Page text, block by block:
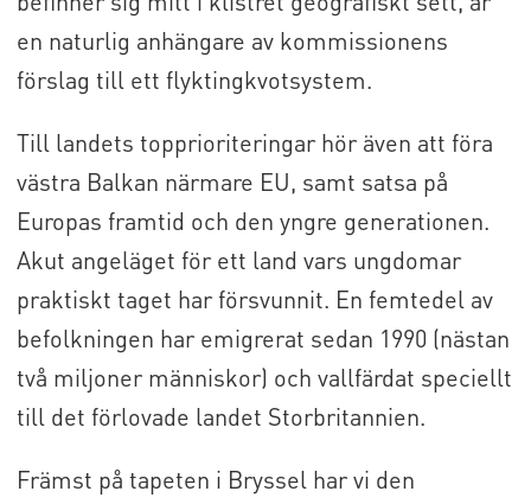
en naturlig anhängare av kommissionens
förslag till ett flyktingkvotsystem.
Till landets topprioriteringar hör även att föra
västra Balkan närmare EU, samt satsa på
Europas framtid och den yngre generationen.
Akut angeläget för ett land vars ungdomar
praktiskt taget har försvunnit. En femtedel av
befolkningen har emigrerat sedan 1990 (nästan
två miljoner människor) och vallfärdat speciellt
till det förlovade landet Storbritannien.
Främst på tapeten i Bryssel har vi den